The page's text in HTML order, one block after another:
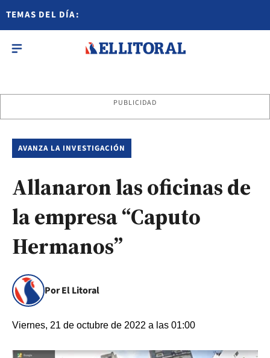
TEMAS DEL DÍA:
PUBLICIDAD
AVANZA LA INVESTIGACIÓN
Allanaron las oficinas de
la empresa “Caputo
Hermanos”
Por El Litoral
Viernes, 21 de octubre de 2022 a las 01:00